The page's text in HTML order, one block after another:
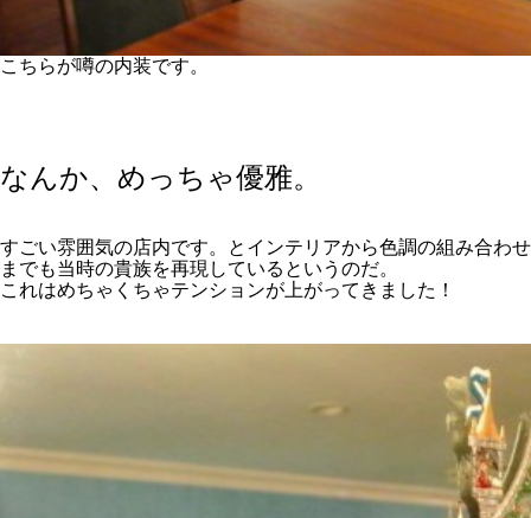
こちらが噂の内装です。
なんか、めっちゃ優雅。
すごい雰囲気の店内です。とインテリアから色調の組み合わせ
までも当時の貴族を再現しているというのだ。
これはめちゃくちゃテンションが上がってきました！